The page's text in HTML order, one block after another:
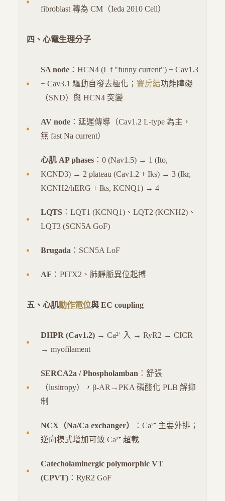
fibroblast 轉為 CM（Ieda 2010 Cell）
四、心電生理分子
SA node ：HCN4 (I_f "funny current") + Cav1.3
+ Cav3.1 驅動自發去極化； 竇房結功能障礙
（SND）與 HCN4 突變
AV node ：延遲傳導（Cav1.2 L-type 為主，
無 fast Na current）
心肌 AP phases ：0 (Nav1.5) → 1 (Ito,
KCND3) → 2 plateau (Cav1.2 + Iks) → 3 (Ikr,
KCNH2/hERG + Iks, KCNQ1) → 4
LQTS ：LQT1 (KCNQ1)、LQT2 (KCNH2)、
LQT3 (SCN5A GoF)
Brugada ：SCN5A LoF
AF ：PITX2、肺靜脈異位起搏
五、心肌動作電位與 EC coupling
DHPR (Cav1.2) → Ca²⁺ 入 → RyR2 → CICR
→ myofilament
SERCA2a / Phospholamban ：舒張
（lusitropy），β-AR→PKA 磷酸化 PLB 解抑
制
NCX（Na/Ca exchanger）
：Ca²⁺ 主要外排；
逆向模式增加可致 Ca²⁺ 超載
Catecholaminergic polymorphic VT
(CPVT) ：RyR2 GoF